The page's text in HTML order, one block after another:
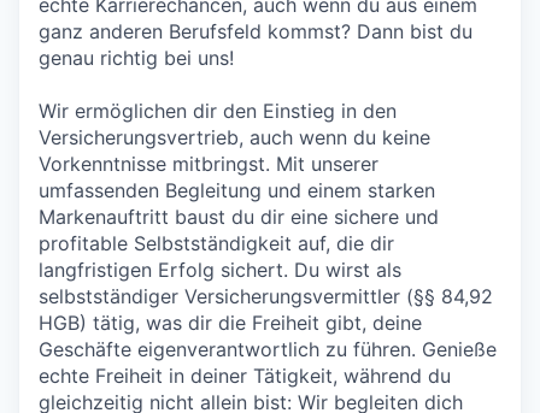
ganz anderen Berufsfeld kommst? Dann bist du
genau richtig bei uns!
Wir ermöglichen dir den Einstieg in den
Versicherungsvertrieb, auch wenn du keine
Vorkenntnisse mitbringst. Mit unserer
umfassenden Begleitung und einem starken
Markenauftritt baust du dir eine sichere und
profitable Selbstständigkeit auf, die dir
langfristigen Erfolg sichert. Du wirst als
selbstständiger Versicherungsvermittler (§§ 84,92
HGB) tätig, was dir die Freiheit gibt, deine
Geschäfte eigenverantwortlich zu führen. Genieße
echte Freiheit in deiner Tätigkeit, während du
gleichzeitig nicht allein bist: Wir begleiten dich